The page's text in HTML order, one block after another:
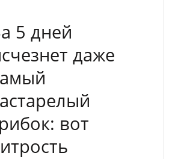
5 дней
даже
вот